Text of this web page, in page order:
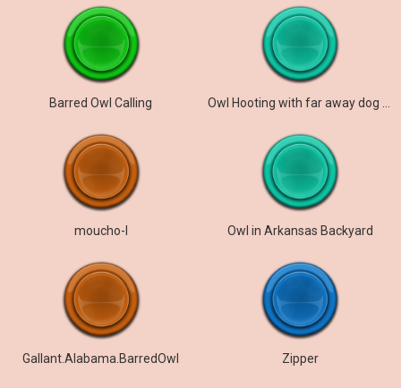
Barred Owl Calling
moucho-I Owl in Arkansas Backyard
Gallant.Alabama.BarredOwl Zipper